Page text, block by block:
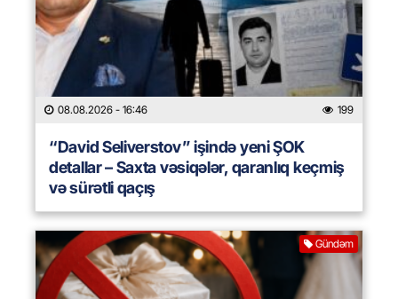
08.08.2026 - 16:46 199
“David Seliverstov” işində yeni ŞOK
detallar – Saxta vəsiqələr, qaranlıq keçmiş
və sürətli qaçış
Gündəm